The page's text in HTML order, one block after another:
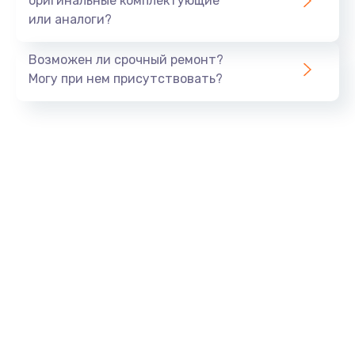
или аналоги?
Возможен ли срочный ремонт?
Могу при нем присутствовать?